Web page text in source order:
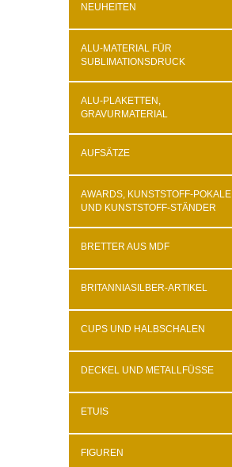
NEUHEITEN
ALU-MATERIAL FÜR
SUBLIMATIONSDRUCK
ALU-PLAKETTEN,
GRAVURMATERIAL
AUFSÄTZE
AWARDS, KUNSTSTOFF-POKALE
UND KUNSTSTOFF-STÄNDER
BRETTER AUS MDF
BRITANNIASILBER-ARTIKEL
CUPS UND HALBSCHALEN
DECKEL UND METALLFÜSSE
ETUIS
FIGUREN